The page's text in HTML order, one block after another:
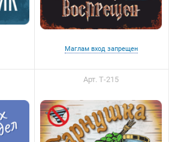
Маглам вход запрещен
Арт. Т-215